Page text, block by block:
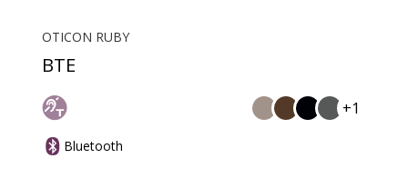
OTICON RUBY
BTE
+1
Bluetooth